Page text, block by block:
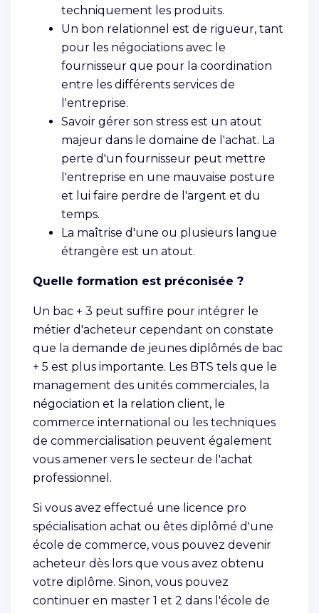
techniquement les produits.
Un bon relationnel est de rigueur, tant
pour les négociations avec le
fournisseur que pour la coordination
entre les différents services de
l'entreprise.
Savoir gérer son stress est un atout
majeur dans le domaine de l'achat. La
perte d'un fournisseur peut mettre
l'entreprise en une mauvaise posture
et lui faire perdre de l'argent et du
temps.
La maîtrise d'une ou plusieurs langue
étrangère est un atout.
Quelle formation est préconisée ?
Un bac + 3 peut suffire pour intégrer le
métier d'acheteur cependant on constate
que la demande de jeunes diplômés de bac
+ 5 est plus importante. Les BTS tels que le
management des unités commerciales, la
négociation et la relation client, le
commerce international ou les techniques
de commercialisation peuvent également
vous amener vers le secteur de l'achat
professionnel.
Si vous avez effectué une licence pro
spécialisation achat ou êtes diplômé d'une
école de commerce, vous pouvez devenir
acheteur dès lors que vous avez obtenu
votre diplôme. Sinon, vous pouvez
continuer en master 1 et 2 dans l'école de